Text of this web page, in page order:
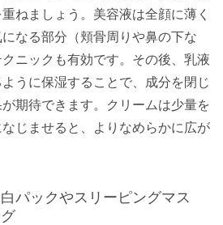
ねましょう。美容液は全顔に薄く
なる部分（頬骨周りや鼻の下な
ニックも有効です。その後、乳液
うに保湿することで、成分を閉じ
期待できます。クリームは少量を
じませると、よりなめらかに広が
パックやスリーピングマス